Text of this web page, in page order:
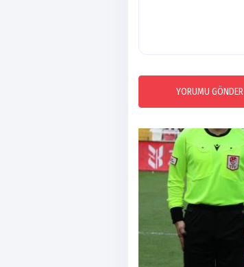
YORUMU GÖNDER